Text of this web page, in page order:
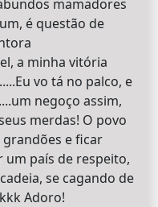
mamadores
é questão de
a minha vitória
vo tá no palco, e
negoço assim,
merdas! O povo
e ficar
um país de respeito,
se cagando de
Adoro!